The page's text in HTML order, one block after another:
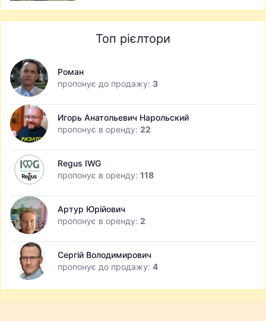
Топ рієлтори
Роман
пропонує до продажу: 3
Игорь Анатольевич Нарольский
пропонує в оренду: 22
Regus IWG
пропонує в оренду: 118
Артур Юрійович
пропонує в оренду: 2
Сергій Володимирович
пропонує до продажу: 4